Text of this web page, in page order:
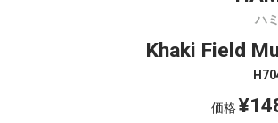
ハ
Khaki Field
価格